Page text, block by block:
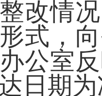
情况
式，
公室
日期